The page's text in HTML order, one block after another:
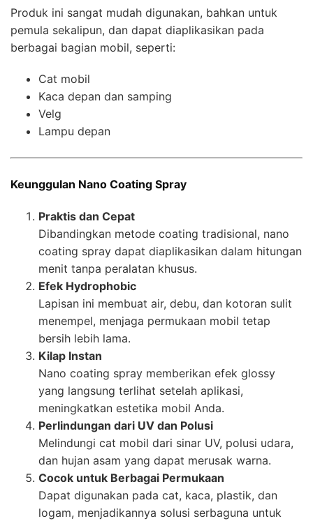
Produk ini sangat mudah digunakan, bahkan untuk
pemula sekalipun, dan dapat diaplikasikan pada
berbagai bagian mobil, seperti:
Cat mobil
Kaca depan dan samping
Velg
Lampu depan
Keunggulan Nano Coating Spray
Praktis dan Cepat
Dibandingkan metode coating tradisional, nano
coating spray dapat diaplikasikan dalam hitungan
menit tanpa peralatan khusus.
Efek Hydrophobic
Lapisan ini membuat air, debu, dan kotoran sulit
menempel, menjaga permukaan mobil tetap
bersih lebih lama.
Kilap Instan
Nano coating spray memberikan efek glossy
yang langsung terlihat setelah aplikasi,
meningkatkan estetika mobil Anda.
Perlindungan dari UV dan Polusi
Melindungi cat mobil dari sinar UV, polusi udara,
dan hujan asam yang dapat merusak warna.
Cocok untuk Berbagai Permukaan
Dapat digunakan pada cat, kaca, plastik, dan
logam, menjadikannya solusi serbaguna untuk